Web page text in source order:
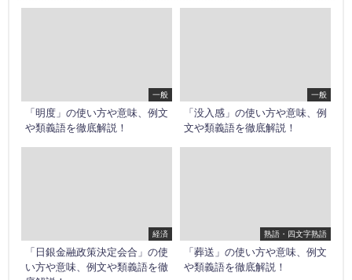
一般
「明度」の使い方や意味、例文
や類義語を徹底解説！
一般
「没入感」の使い方や意味、例
文や類義語を徹底解説！
経済
「日銀金融政策決定会合」の使
い方や意味、例文や類義語を徹
熟語・四文字熟語
「葬送」の使い方や意味、例文
や類義語を徹底解説！